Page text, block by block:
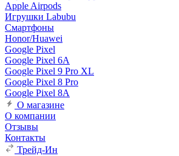
Apple Airpods
Игрушки Labubu
Смартфоны
Honor/Huawei
Google Pixel
Google Pixel 6A
Google Pixel 9 Pro XL
Google Pixel 8 Pro
Google Pixel 8A
О магазине
О компании
Отзывы
Контакты
Трейд-Ин